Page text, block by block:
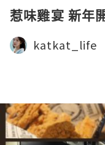
惹味雞宴 新年
katkat_life